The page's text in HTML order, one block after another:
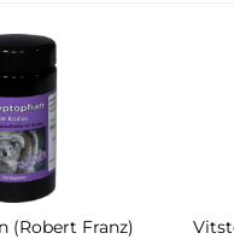
(Robert Franz)